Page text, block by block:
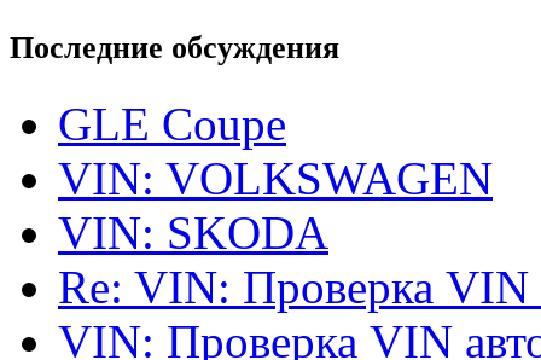
Последние обсуждения
GLE Coupe
VIN: VOLKSWAGEN
VIN: SKODA
Re: VIN: Проверка VIN
VIN: Проверка VIN